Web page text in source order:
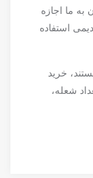
به ما اجازه
استفاده
خرید
شعله،